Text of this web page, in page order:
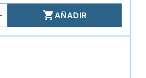
AÑADIR